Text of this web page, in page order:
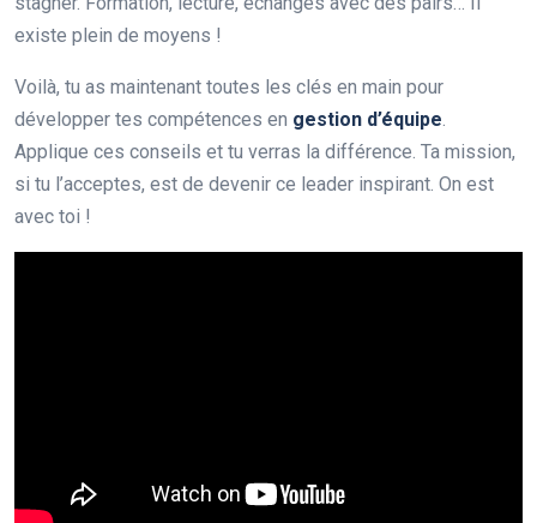
existe plein de moyens !
Voilà, tu as maintenant toutes les clés en main pour
développer tes compétences en gestion d’équipe.
Applique ces conseils et tu verras la différence. Ta mission,
si tu l’acceptes, est de devenir ce leader inspirant. On est
avec toi !